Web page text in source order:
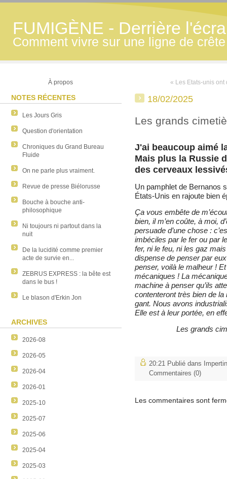
FUMIGÈNE - Derrière
Comment vivre sur une ligne de crête
À propos
NOTES RÉCENTES
Les Jours Gris
Question d'orientation
Chroniques du Grand Bureau
Fluide
On ne parle plus vraiment.
Revue de presse Biélorusse
Bouche à bouche anti-
philosophique
Ni toujours ni partout dans la
nuit
De la lucidité comme premier
acte de survie en...
ZEBRUS EXPRESS : la bête est
dans le bus !
Le blason d'Erkin Jon
ARCHIVES
2026-08
2026-05
2026-04
2026-01
2025-10
2025-07
2025-06
2025-04
2025-03
« Les Etats-unis ont
18/02/2025
Les grands
J'ai beaucoup aimé
Mais plus la Russie
des cerveaux
Un pamphlet de Bernanos
États-Unis en rajoute bien
Ça vous embête de
bien, il m’en coûte, à moi,
persuade d’une chose :
imbéciles par le fer ou par
fer, ni le feu, ni les gaz
dispense de penser par
penser, voilà le malheur !
mécaniques ! La
machine à penser qu’ils
contenteront très bien de
gant. Nous avons
Elle est à leur portée, en
Les grands
20:21 Publié dans
Commentaires (0)
Les commentaires sont